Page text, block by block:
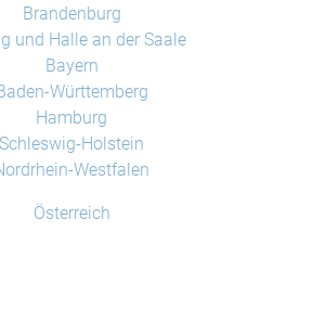
Brandenburg
und Halle an der Saale
Bayern
Württemberg
Hamburg
Schleswig-Holstein
Westfalen
Österreich